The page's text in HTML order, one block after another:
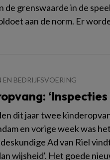
de grenswaarde in de
aan de norm. Er
EN BEDRIJFSVOERING
dit jaar twee
en vorige week was
Ad van Riel
wijsheid'. Het goede